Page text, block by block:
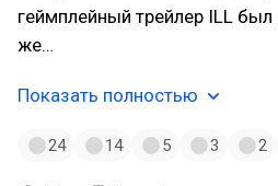
геймплейный трейлер ILL
же…
Показать полностью
24 14 5 3 2